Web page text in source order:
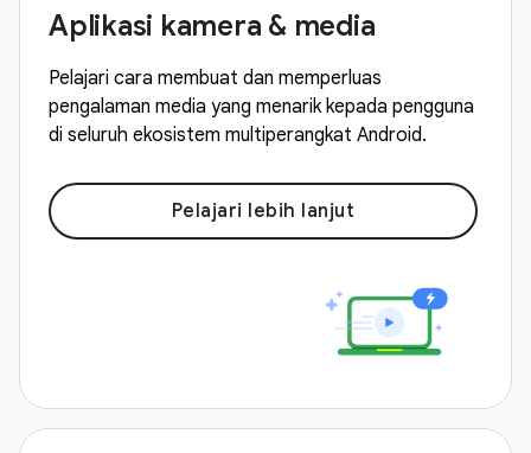
Aplikasi kamera & media
Pelajari cara membuat dan memperluas
pengalaman media yang menarik kepada pengguna
di seluruh ekosistem multiperangkat Android.
Pelajari lebih lanjut